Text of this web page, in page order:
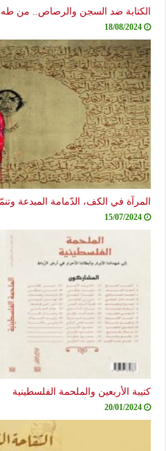
الكتابة ضد السجن والرصاص.. من
18/08/2024
المرآة في الكف، الدّمامة المبدعة
15/07/2024
كتيبة الأربعين والملحمة الفلسطينية
20/01/2024